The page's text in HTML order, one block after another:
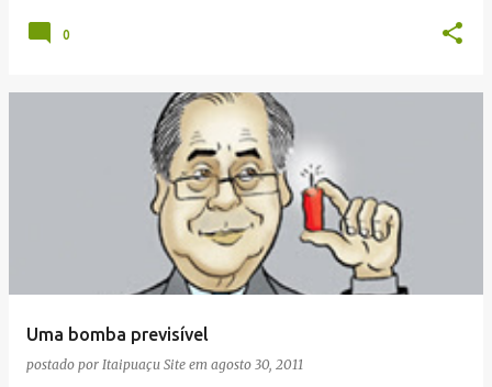
0
Uma bomba previsível
postado por Itaipuaçu Site em agosto 30, 2011